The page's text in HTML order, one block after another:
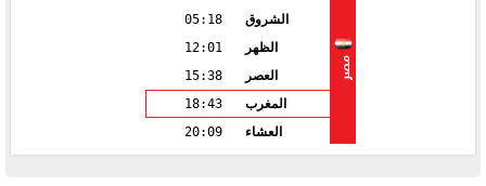
مصر
الشروق
05:18
الظهر
12:01
العصر
15:38
المغرب
18:43
العشاء
20:09